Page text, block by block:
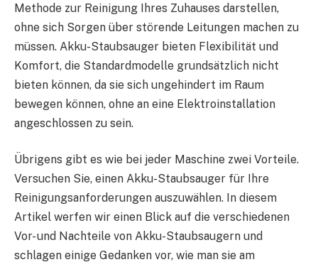
Methode zur Reinigung Ihres Zuhauses darstellen,
ohne sich Sorgen über störende Leitungen machen zu
müssen. Akku-Staubsauger bieten Flexibilität und
Komfort, die Standardmodelle grundsätzlich nicht
bieten können, da sie sich ungehindert im Raum
bewegen können, ohne an eine Elektroinstallation
angeschlossen zu sein.
Übrigens gibt es wie bei jeder Maschine zwei Vorteile.
Versuchen Sie, einen Akku-Staubsauger für Ihre
Reinigungsanforderungen auszuwählen. In diesem
Artikel werfen wir einen Blick auf die verschiedenen
Vor- und Nachteile von Akku-Staubsaugern und
schlagen einige Gedanken vor, wie man sie am